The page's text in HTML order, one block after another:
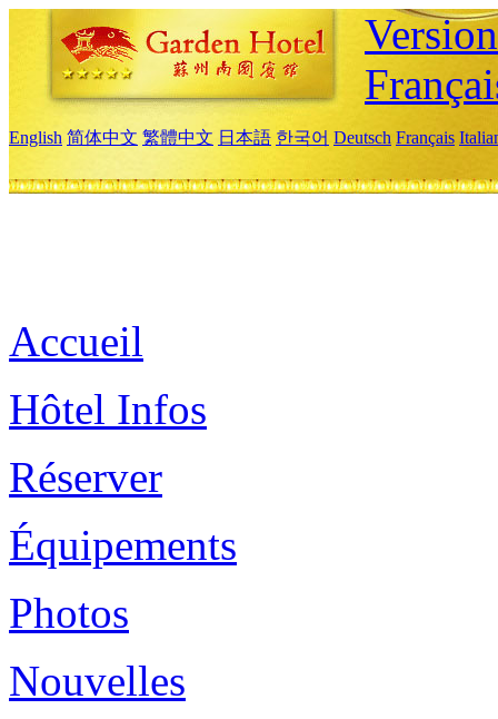
English 简体中文 繁體中文 日本語 한국어 Deutsch Français
Accueil
Hôtel Infos
Réserver
Équipements
Photos
Nouvelles